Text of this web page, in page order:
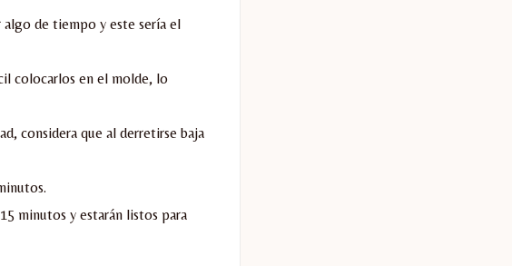
de tiempo y este sería el
colocarlos en el molde, lo
considera que al derretirse baja
minutos y estarán listos para